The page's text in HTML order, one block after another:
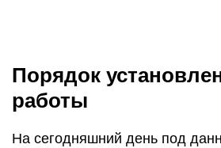
Порядок
работы
На сегодняшний день под